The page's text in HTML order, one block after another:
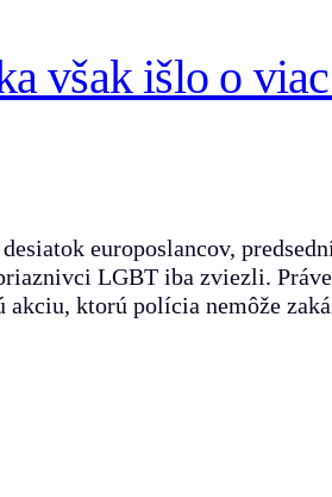
však išlo o
europoslancov,
LGBT iba zviezli.
ktorú polícia nemôže